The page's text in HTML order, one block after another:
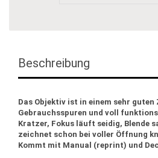
Beschreibung
Das Objektiv ist in einem sehr
Gebrauchsspuren und voll
Kratzer, Fokus läuft seidig, Blende
zeichnet schon bei voller Öffnung
Kommt mit Manual (reprint) und